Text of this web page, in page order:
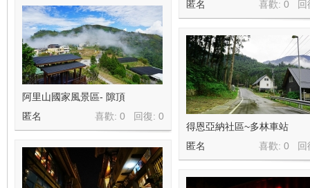
喜歡: 0 回
匿名
阿里山國家風景區- 隙頂
喜歡: 0 回復: 0
匿名
得恩亞納社區~多林車站
喜歡: 0 回
匿名